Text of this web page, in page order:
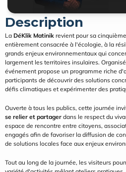
Description
La DéKlik Matinik revient pour sa
entièrement consacrée à l'écologie, à la
grands enjeux environnementaux qui
largement les territoires insulaires.
événement propose un programme riche
participants de découvrir des solutions
défis climatiques et expérimenter des
Ouverte à tous les publics, cette journée
se relier et partager dans le respect du
espace de rencontre entre citoyens,
engagés afin de favoriser la diffusion de
de solutions locales face aux enjeux
Tout au long de la journée, les visiteurs